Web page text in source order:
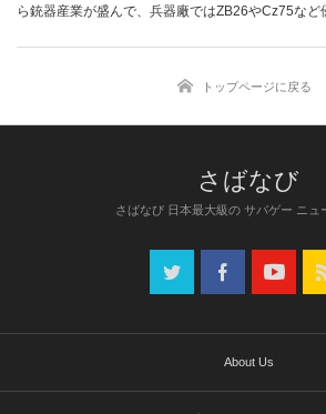
ら銃器産業が盛んで、兵器廠ではZB26やCz75など
トップページに戻る
さばなび 日本最大級の サバゲー ニュ
About Us